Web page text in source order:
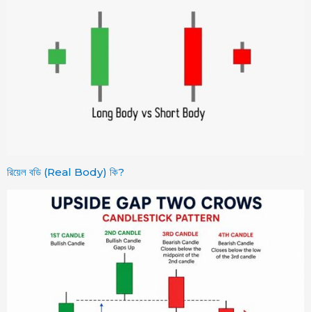
রিয়েল বডি (Real Body) কি?